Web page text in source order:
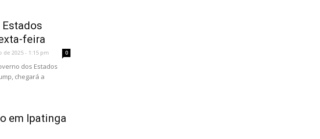
feira
2025 - 1:15 pm 0
dos Estados
chegará a
em Ipatinga